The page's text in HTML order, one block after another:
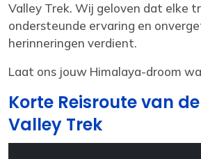
Valley Trek. Wij geloven dat elke
ondersteunde ervaring en
herinneringen verdient.
Laat ons jouw Himalaya-droom
Korte Reisroute van
Valley Trek